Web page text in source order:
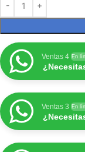
Ventas 4 En
Ventas 3 En